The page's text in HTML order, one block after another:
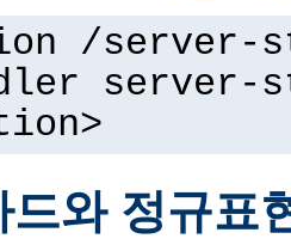
/server-
server-
드와 정규표